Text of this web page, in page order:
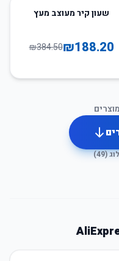
שעון קיר מעוצב מעץ
₪188.20
₪384.50
מוצרים
(
49
)